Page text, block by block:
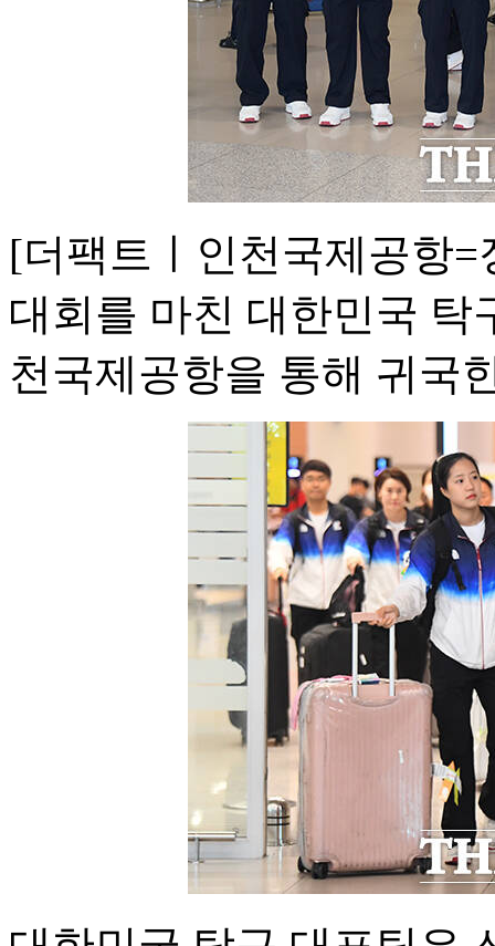
[더팩트ㅣ인천국제공항=
대회를 마친 대한민국 탁
천국제공항을 통해 귀국